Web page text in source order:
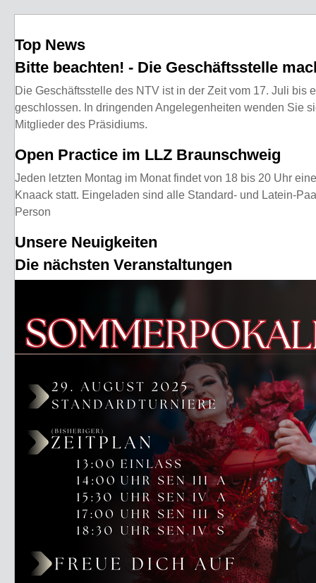
Top News
Bitte beachten! - Die Geschäftsstelle
Die Geschäftsstelle des NTV ist in der Zeit vom 17. Juli bis
geschlossen. In dringenden Angelegenheiten wenden Sie
Mitglieder des Präsidiums.
Open Practice im LLZ Braunschweig
Jeden letzten Montag im Monat findet von 18 bis 20 Uhr
Knaack statt. Eingeladen sind alle Standard- und Latein-
Person
Unsere Neuigkeiten
Die nächsten Veranstaltungen